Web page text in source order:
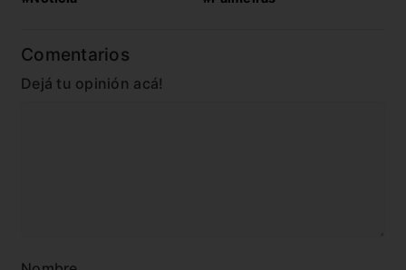
Comentarios
Dejá tu opinión acá!